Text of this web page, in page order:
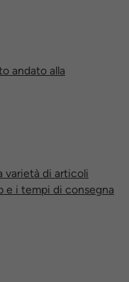
andato alla
varietà di articoli
e i tempi di consegna